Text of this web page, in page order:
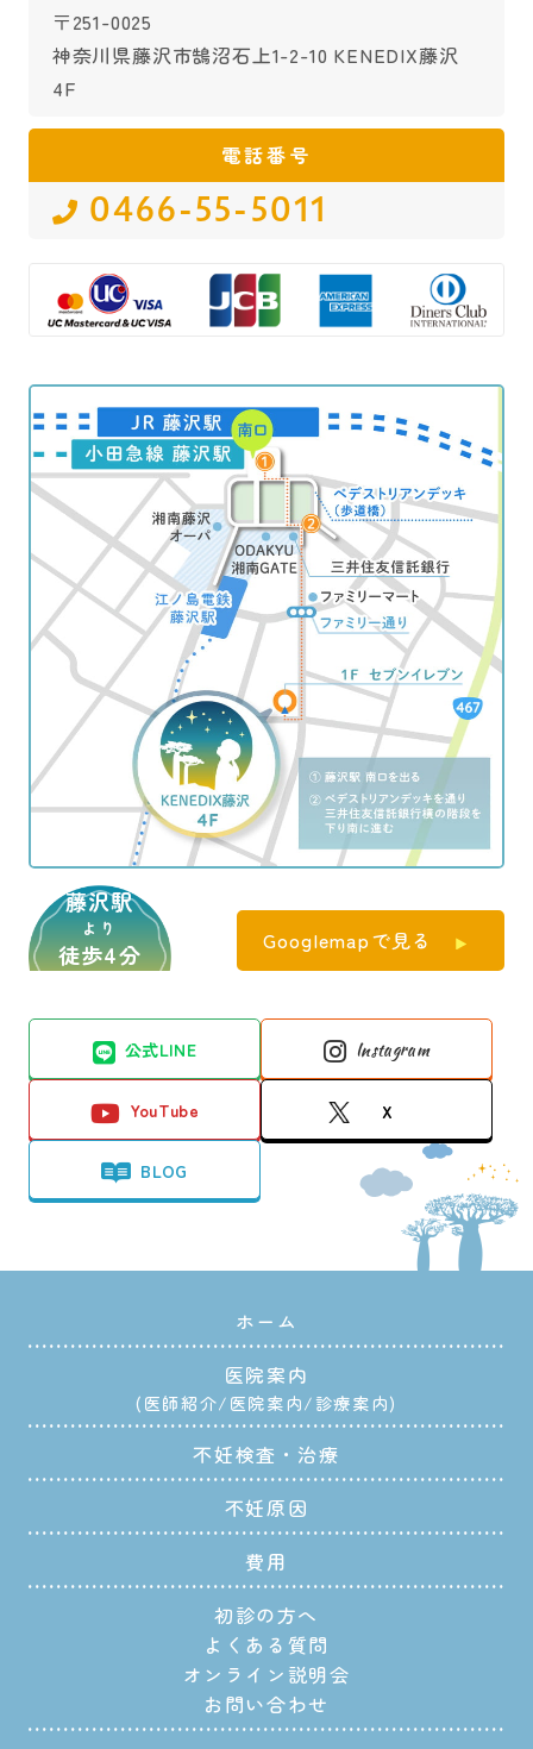
〒251-0025
神奈川県藤沢市鵠沼石上1-2-10 KENEDIX藤沢
4F
電話番号
0466-55-5011
藤沢駅
より
徒歩4分 Googlemapで見る
公式LINE Instagram
YouTube X
BLOG
ホーム
医院案内
医師紹介 医院案内 診療案内
不妊検査・治療
不妊原因
費用
初診の方へ
よくある質問
オンライン説明会
お問い合わせ